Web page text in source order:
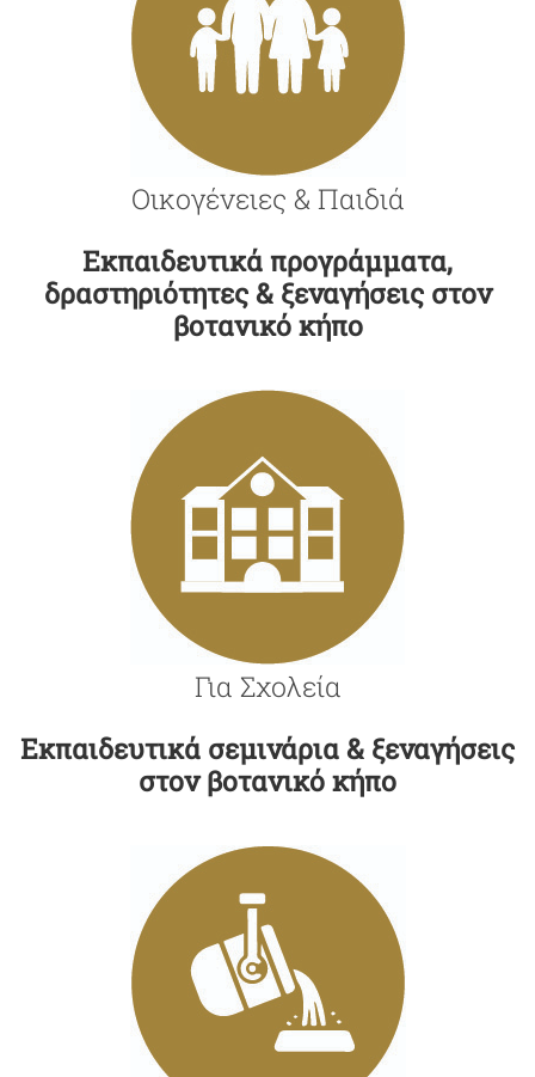
Οικογένειες & Παιδιά
Εκπαιδευτικά προγράμματα,
δραστηριότητες & ξεναγήσεις στον
βοτανικό κήπο
Για Σχολεία
Εκπαιδευτικά σεμινάρια & ξεναγήσεις
στον βοτανικό κήπο